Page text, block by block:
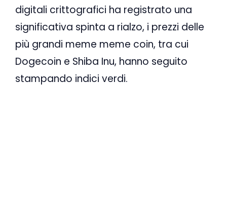
digitali crittografici ha registrato una
significativa spinta a rialzo, i prezzi delle
più grandi meme meme coin, tra cui
Dogecoin e Shiba Inu, hanno seguito
stampando indici verdi.